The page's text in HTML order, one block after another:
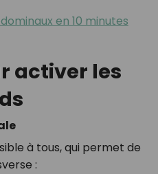
en 10 minutes
activer les
à tous, qui permet de
: